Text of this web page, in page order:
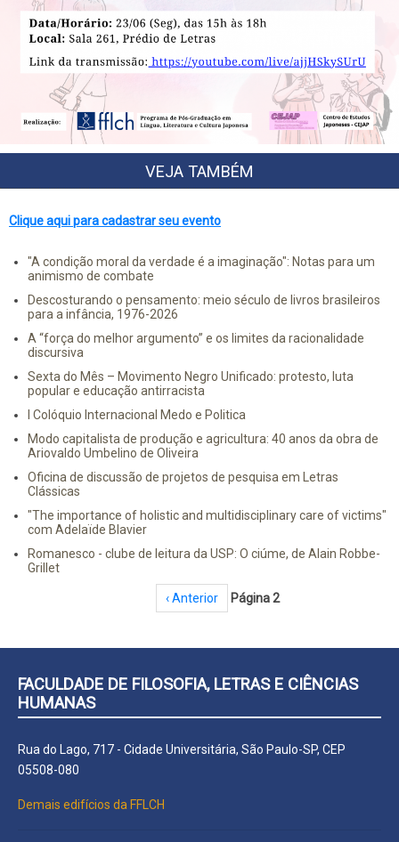
VEJA TAMBÉM
Clique aqui para cadastrar seu evento
"A condição moral da verdade é a imaginação": Notas para um
animismo de combate
Descosturando o pensamento: meio século de livros brasileiros
para a infância, 1976-2026
A “força do melhor argumento” e os limites da racionalidade
discursiva
Sexta do Mês – Movimento Negro Unificado: protesto, luta
popular e educação antirracista
I Colóquio Internacional Medo e Politica
Modo capitalista de produção e agricultura: 40 anos da obra de
Ariovaldo Umbelino de Oliveira
Oficina de discussão de projetos de pesquisa em Letras
Clássicas
"The importance of holistic and multidisciplinary care of victims"
com Adelaïde Blavier
Romanesco - clube de leitura da USP: O ciúme, de Alain Robbe-
Grillet
Página anterior
‹ Anterior Página 2
FACULDADE DE FILOSOFIA, LETRAS E CIÊNCIAS
HUMANAS
Rua do Lago, 717 - Cidade Universitária, São Paulo-SP, CEP
05508-080
Demais edifícios da FFLCH